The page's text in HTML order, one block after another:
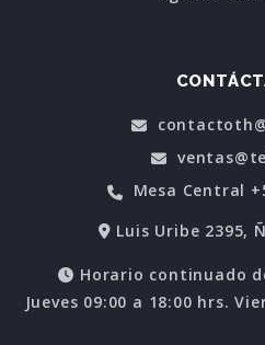
Mesa Central
Luis Uribe 2395,
Horario continuado
Jueves 09:00 a 18:00 hrs.